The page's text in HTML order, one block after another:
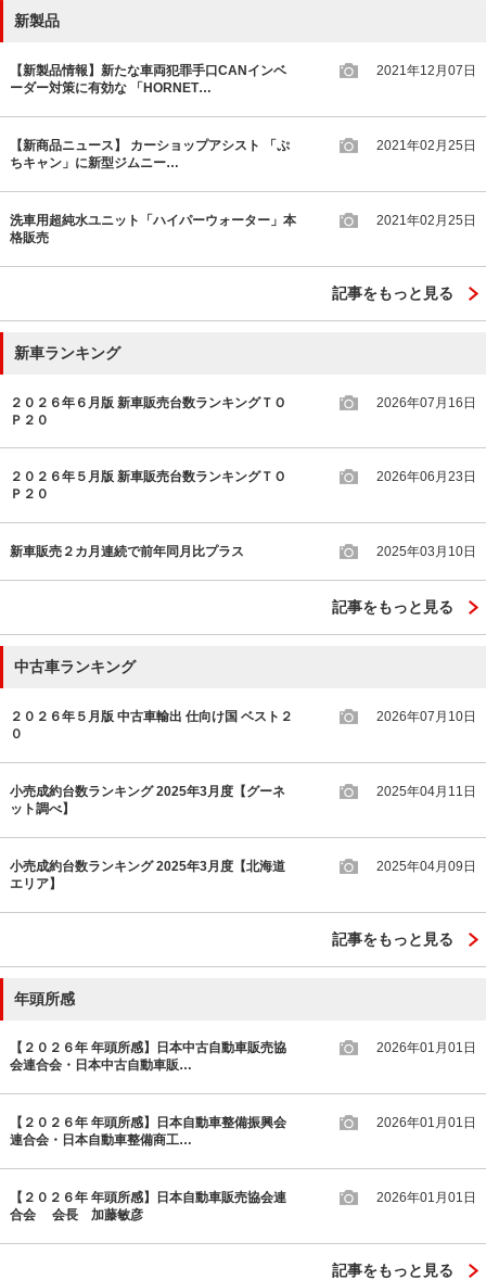
新製品
【新製品情報】新たな車両犯罪手口CANインベ
ーダー対策に有効な 「HORNET…
2021年12月07日
【新商品ニュース】 カーショップアシスト 「ぷ
ちキャン」に新型ジムニー…
2021年02月25日
洗車用超純水ユニット「ハイパーウォーター」本
格販売
2021年02月25日
記事をもっと見る
新車ランキング
２０２６年６月版 新車販売台数ランキングＴＯ
Ｐ２０
2026年07月16日
２０２６年５月版 新車販売台数ランキングＴＯ
Ｐ２０
2026年06月23日
新車販売２カ月連続で前年同月比プラス 2025年03月10日
記事をもっと見る
中古車ランキング
２０２６年５月版 中古車輸出 仕向け国 ベスト２
０
2026年07月10日
小売成約台数ランキング 2025年3月度【グーネ
ット調べ】
2025年04月11日
小売成約台数ランキング 2025年3月度【北海道
エリア】
2025年04月09日
記事をもっと見る
年頭所感
【２０２６年 年頭所感】日本中古自動車販売協
会連合会・日本中古自動車販…
2026年01月01日
【２０２６年 年頭所感】日本自動車整備振興会
連合会・日本自動車整備商工…
2026年01月01日
【２０２６年 年頭所感】日本自動車販売協会連
合会 会長 加藤敏彦
2026年01月01日
記事をもっと見る